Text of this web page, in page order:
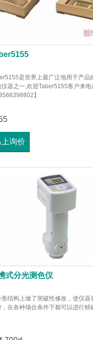
是世界上最广泛地用于产品
仪器之一,欢迎Taber5155客户来电
】
询价
式分光测色仪
形结构上做了突破性修改，使仪器
，在各种场合条件下都可以进行精